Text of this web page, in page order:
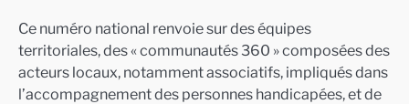
Ce numéro national renvoie sur des équipes
territoriales, des « communautés 360 » composées des
acteurs locaux, notamment associatifs, impliqués dans
l’accompagnement des personnes handicapées, et de